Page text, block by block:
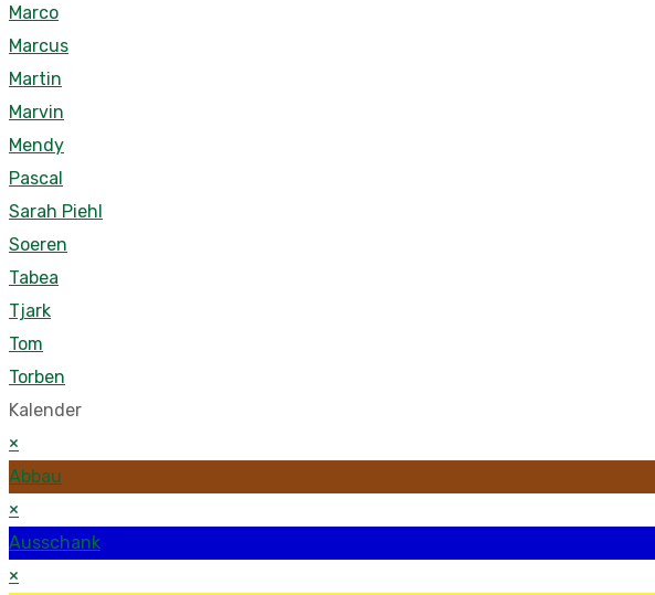
Marco
Marcus
Martin
Marvin
Mendy
Pascal
Sarah Piehl
Soeren
Tabea
Tjark
Tom
Torben
Kalender
×
Abbau
×
Ausschank
×